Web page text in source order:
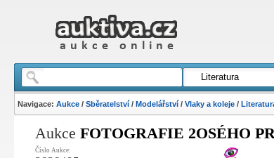
Navigace:Aukce /Sběratelství /Modelářství /Vlaky a koleje /
AukceFOTOGRAFIE 2OSÉHO
Číslo Aukce: